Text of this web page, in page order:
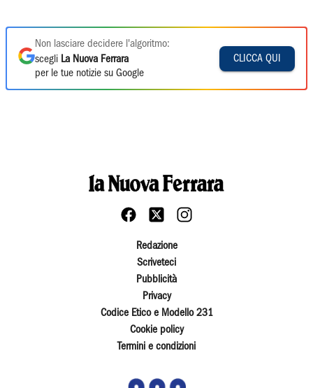
Non lasciare decidere l'algoritmo:
scegli La Nuova Ferrara
per le tue notizie su Google
CLICCA QUI
Redazione
Scriveteci
Pubblicità
Privacy
Codice Etico e Modello 231
Cookie policy
Termini e condizioni